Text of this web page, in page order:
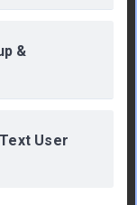
&
User